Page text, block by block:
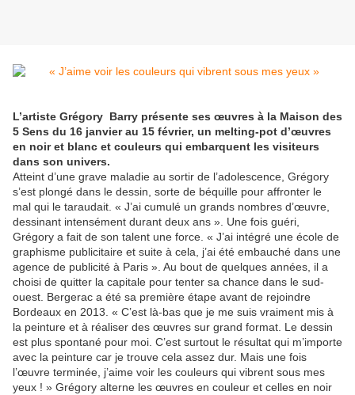
L’artiste Grégory Barry présente ses œuvres à la Maison des
5 Sens du 16 janvier au 15 février, un melting-pot d’œuvres
en noir et blanc et couleurs qui embarquent les visiteurs
dans son univers.
Atteint d’une grave maladie au sortir de l’adolescence, Grégory
s’est plongé dans le dessin, sorte de béquille pour affronter le
mal qui le taraudait. « J’ai cumulé un grands nombres d’œuvre,
dessinant intensément durant deux ans ». Une fois guéri,
Grégory a fait de son talent une force. « J’ai intégré une école de
graphisme publicitaire et suite à cela, j’ai été embauché dans une
agence de publicité à Paris ». Au bout de quelques années, il a
choisi de quitter la capitale pour tenter sa chance dans le sud-
ouest. Bergerac a été sa première étape avant de rejoindre
Bordeaux en 2013. « C’est là-bas que je me suis vraiment mis à
la peinture et à réaliser des œuvres sur grand format. Le dessin
est plus spontané pour moi. C’est surtout le résultat qui m’importe
avec la peinture car je trouve cela assez dur. Mais une fois
l’œuvre terminée, j’aime voir les couleurs qui vibrent sous mes
yeux ! » Grégory alterne les œuvres en couleur et celles en noir